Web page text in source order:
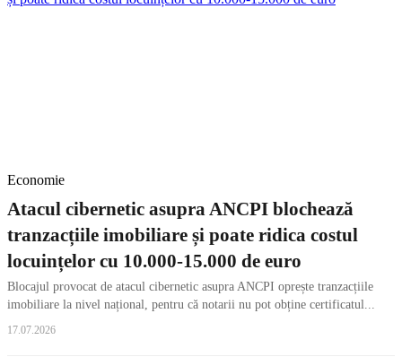
Economie
Atacul cibernetic asupra ANCPI blochează
tranzacțiile imobiliare și poate ridica costul
locuințelor cu 10.000-15.000 de euro
Blocajul provocat de atacul cibernetic asupra ANCPI oprește tranzacțiile
imobiliare la nivel național, pentru că notarii nu pot obține certificatul...
17.07.2026